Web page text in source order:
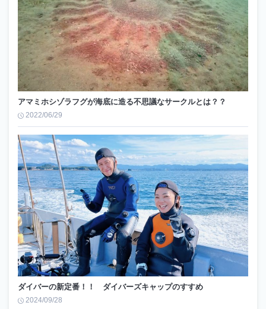
アマミホシゾラフグが海底に造る不思議なサークルとは？？
2022/06/29
ダイバーの新定番！！ ダイバーズキャップのすすめ
2024/09/28